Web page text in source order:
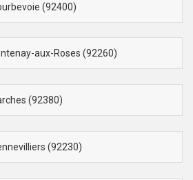
(92400)
aux-Roses (92260)
(92380)
(92230)